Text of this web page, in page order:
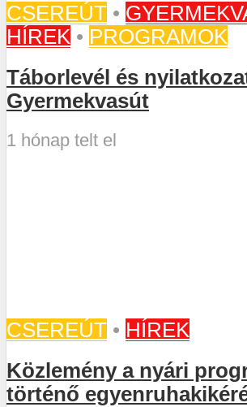
CSEREÚT •
HÍREK • PROGRAMOK
Táborlevél és
Gyermekvasút
1 hónap telt el
CSEREÚT • HÍREK
Közlemény a nyári
történő